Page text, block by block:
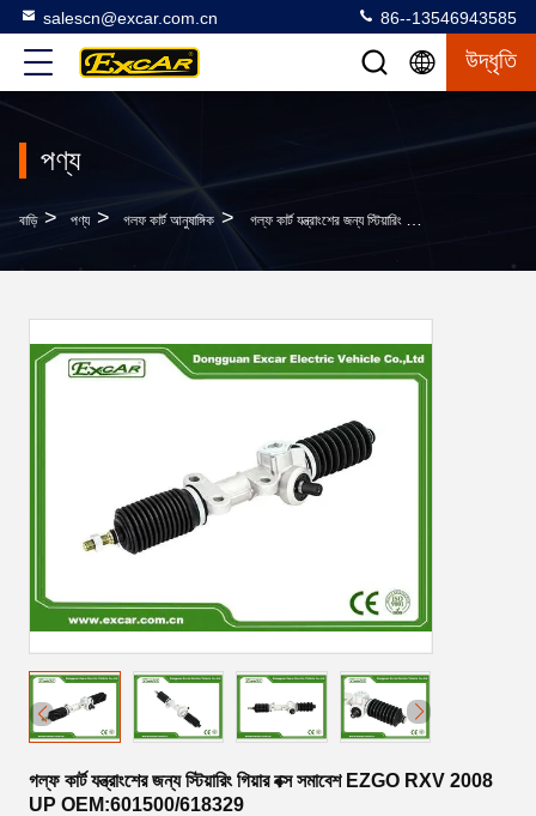
salescn@excar.com.cn 86--13546943585
উদ্ধৃতি
পণ্য
বাড়ি > পণ্য > গলফ কার্ট আনুষাঙ্গিক > গল্ফ কার্ট যন্ত্রাংশের জন্য স্টিয়ারিং গিয়ার বক্স সমাবেশ EZGO RXV 2008 UP OEM:601500/618329
গল্ফ কার্ট যন্ত্রাংশের জন্য স্টিয়ারিং গিয়ার বক্স সমাবেশ EZGO RXV 2008
UP OEM:601500/618329